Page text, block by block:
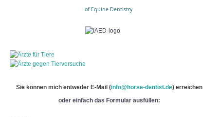
of Equine Dentistry
Sie können mich entweder E-Mail (info@horse-dentist.de) erreichen
oder einfach das Formular ausfüllen: